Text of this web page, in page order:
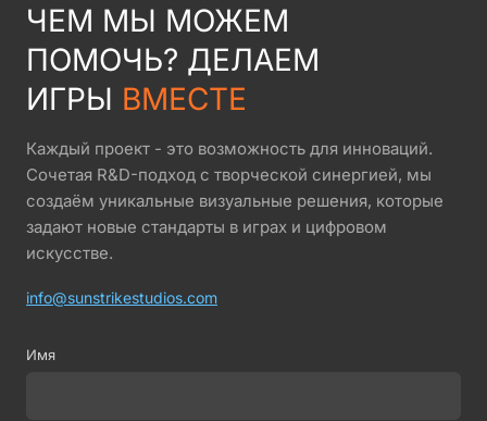
ЧЕМ МЫ МОЖЕМ
ПОМОЧЬ? ДЕЛАЕМ
ИГРЫ ВМЕСТЕ
Каждый проект - это возможность для инноваций.
Сочетая R&D-подход с творческой синергией, мы
создаём уникальные визуальные решения, которые
задают новые стандарты в играх и цифровом
искусстве.
info@sunstrikestudios.com
Имя